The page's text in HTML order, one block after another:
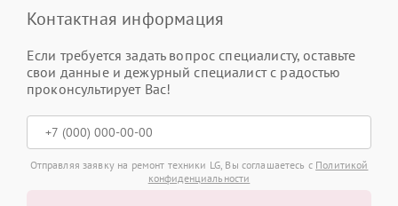
Контактная информация
Если требуется задать вопрос специалисту, оставьте
свои данные и дежурный специалист с радостью
проконсультирует Вас!
Отправляя заявку на ремонт техники LG, Вы соглашаетесь с Политикой
конфиденциальности